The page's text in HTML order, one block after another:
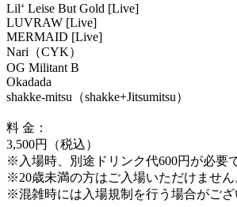
Lil‘ Leise But Gold [Live]
LUVRAW [Live]
MERMAID [Live]
Nari（CYK）
OG Militant B
Okadada
shakke-mitsu（shakke+Jitsumitsu）
料 金：
3,500円（税込）
※入場時、別途ドリンク代600円が必要
※20歳未満の方はご入場いただけません
※混雑時には入場規制を行う場合がござ